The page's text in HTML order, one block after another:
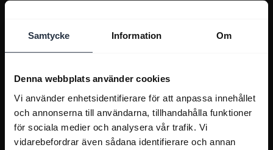
Samtycke Information Om
Denna webbplats använder cookies
Vi använder enhetsidentifierare för att anpassa innehållet
och annonserna till användarna, tillhandahålla funktioner
för sociala medier och analysera vår trafik. Vi
vidarebefordrar även sådana identifierare och annan